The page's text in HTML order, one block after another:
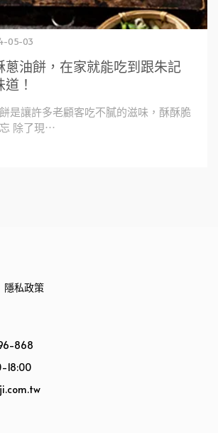
蔥油餅，在家就能吃到跟朱記
！
05-03
是讓許多老顧客吃不膩的滋味，酥酥脆
除了現⋯
隱私政策
868
18:00